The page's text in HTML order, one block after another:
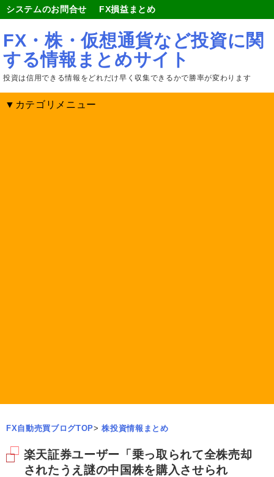
システムのお問合せ FX損益まとめ
FX・株・仮想通貨など投資に関
する情報まとめサイト
投資は信用できる情報をどれだけ早く収集できるかで勝率が変わります
▼カテゴリメニュー
FX自動売買ブログTOP> 株投資情報まとめ
楽天証券ユーザー「乗っ取られて全株売却
されたうえ謎の中国株を購入させられ